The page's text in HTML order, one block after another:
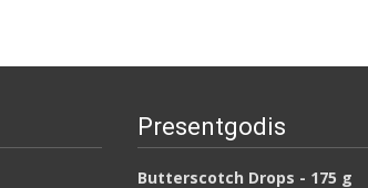
Presentgodis
Butterscotch Drops - 175 g